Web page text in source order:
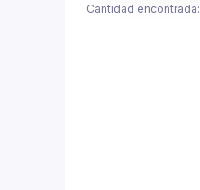
Cantidad encontrada: